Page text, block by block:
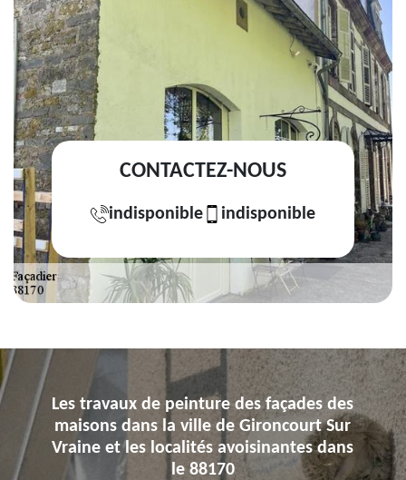
CONTACTEZ-NOUS
indisponible indisponible
Les travaux de peinture des façades des
maisons dans la ville de Gironcourt Sur
Vraine et les localités avoisinantes dans
le 88170